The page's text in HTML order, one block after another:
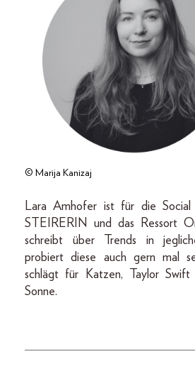
© Marija Kanizaj
Lara Amhofer ist für die
STEIRERIN und das Ressort
schreibt über Trends in
probiert diese auch gern mal
schlägt für Katzen, Taylor
Sonne.